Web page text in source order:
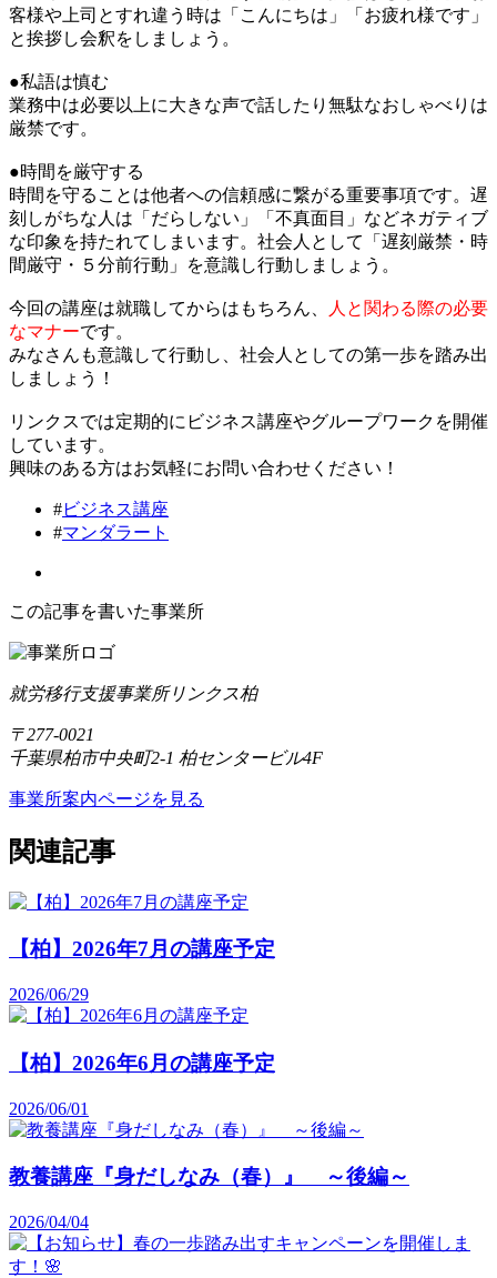
客様や上司とすれ違う時は「こんにちは」「お疲れ様です」
と挨拶し会釈をしましょう。
●私語は慎む
業務中は必要以上に大きな声で話したり無駄なおしゃべりは
厳禁です。
●時間を厳守する
時間を守ることは他者への信頼感に繋がる重要事項です。遅
刻しがちな人は「だらしない」「不真面目」などネガティブ
な印象を持たれてしまいます。社会人として「遅刻厳禁・時
間厳守・５分前行動」を意識し行動しましょう。
今回の講座は就職してからはもちろん、
人と関わる際の必要
なマナーです。
みなさんも意識して行動し、社会人としての第一歩を踏み出
しましょう！
リンクスでは定期的にビジネス講座やグループワークを開催
しています。
興味のある方はお気軽にお問い合わせください！
#ビジネス講座
#マンダラート
この記事を書いた事業所
就労移行支援事業所リンクス柏
〒277-0021
千葉県柏市中央町2-1 柏センタービル4F
事業所案内ページを見る
関連記事
【柏】2026年7月の講座予定
2026/06/29
【柏】2026年6月の講座予定
2026/06/01
教養講座『身だしなみ（春）』 ～後編～
2026/04/04